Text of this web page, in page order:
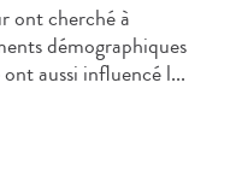
ont cherché à
démographiques
aussi influencé l...